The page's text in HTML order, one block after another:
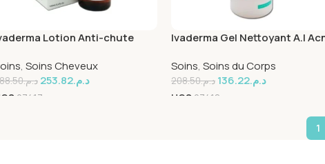
Lotion Anti-chute
, Soins Cheveux
د.م. د.م.253.82
27417
Ivaderma Gel Nettoyant A.I
Soins, Soins du Corps
د.م.208.50 د.م.136.22
UGS 27418
1